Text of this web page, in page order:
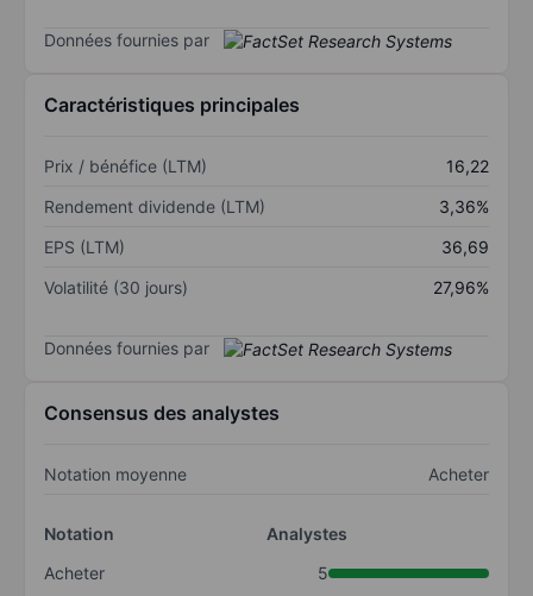
Données fournies par
Caractéristiques principales
Prix / bénéfice (LTM)
16,22
Rendement dividende (LTM)
3,36%
EPS (LTM)
36,69
Volatilité (30 jours)
27,96%
Données fournies par
Consensus des analystes
Notation moyenne Acheter
Notation
Analystes
Acheter
5